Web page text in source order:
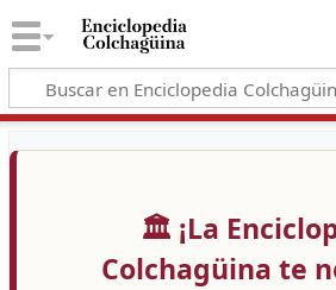
🏛️ ¡La
Colchagüina te